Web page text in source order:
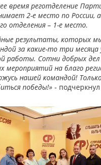
время реготделение
2-е место по России,
отделения – 1-е место.
результаты, которых
за какие-то три месяца
работы. Сотни добрых дел
мероприятий на благо
нашей командой!
победы!» -